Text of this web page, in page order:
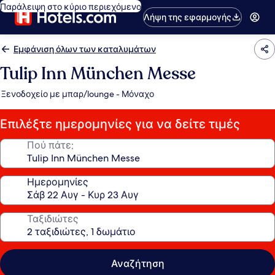
Παράλειψη στο κύριο περιεχόμενο
Λήψη της εφαρμογής
Εμφάνιση όλων των καταλυμάτων
Tulip Inn München Messe
Ξενοδοχείο με μπαρ/lounge - Μόναχο
Επιλέξτε ημερομηνίες για να δείτε τιμές
Πού πάτε;
Ημερομηνίες
Ταξιδιώτες
Αναζήτηση